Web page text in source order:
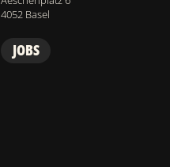
4052 Basel
JOBS